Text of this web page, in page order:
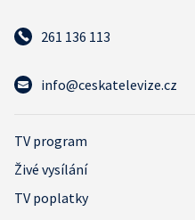
261 136 113
info@ceskatelevize.cz
TV program
Živé vysílání
TV poplatky